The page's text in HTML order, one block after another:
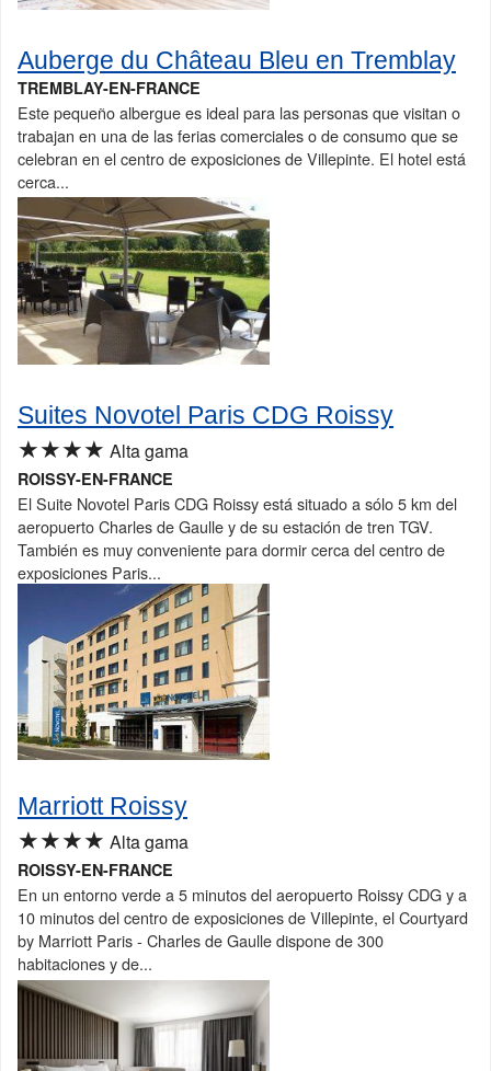
Auberge du Château Bleu en Tremblay
TREMBLAY-EN-FRANCE
Este pequeño albergue es ideal para las personas que visitan o
trabajan en una de las ferias comerciales o de consumo que se
celebran en el centro de exposiciones de Villepinte. El hotel está
cerca...
Suites Novotel Paris CDG Roissy
★★★★ Alta gama
ROISSY-EN-FRANCE
El Suite Novotel Paris CDG Roissy está situado a sólo 5 km del
aeropuerto Charles de Gaulle y de su estación de tren TGV.
También es muy conveniente para dormir cerca del centro de
exposiciones Paris...
Marriott Roissy
★★★★ Alta gama
ROISSY-EN-FRANCE
En un entorno verde a 5 minutos del aeropuerto Roissy CDG y a
10 minutos del centro de exposiciones de Villepinte, el Courtyard
by Marriott Paris - Charles de Gaulle dispone de 300
habitaciones y de...